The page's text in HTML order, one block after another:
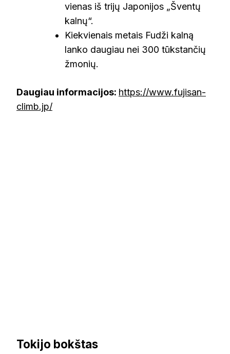
vienas iš trijų Japonijos „Šventų
kalnų“.
Kiekvienais metais Fudži kalną
lanko daugiau nei 300 tūkstančių
žmonių.
Daugiau informacijos: https://www.fujisan-
climb.jp/
Tokijo bokštas